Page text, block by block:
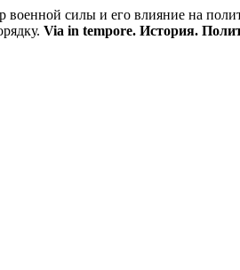
силы и его влияние на
Via in tempore. История.